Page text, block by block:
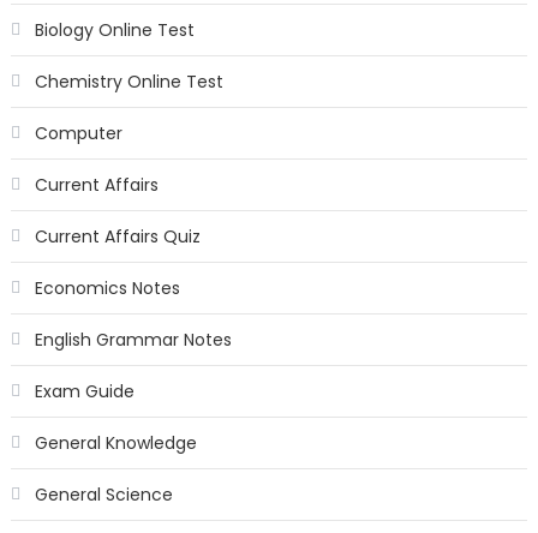
Biology Online Test
Chemistry Online Test
Computer
Current Affairs
Current Affairs Quiz
Economics Notes
English Grammar Notes
Exam Guide
General Knowledge
General Science